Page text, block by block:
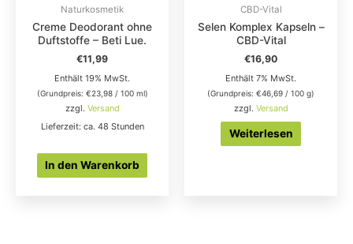
Naturkosmetik
Creme Deodorant ohne
Duftstoffe – Beti Lue.
€11,99
Enthält 19% MwSt.
(Grundpreis: €23,98/ 100 ml)
zzgl. Versand
Lieferzeit: ca. 48 Stunden
In den Warenkorb
CBD-Vital
Selen Komplex Kapseln –
CBD-Vital
€16,90
Enthält 7% MwSt.
(Grundpreis: €46,69 / 100 g)
zzgl. Versand
Weiterlesen